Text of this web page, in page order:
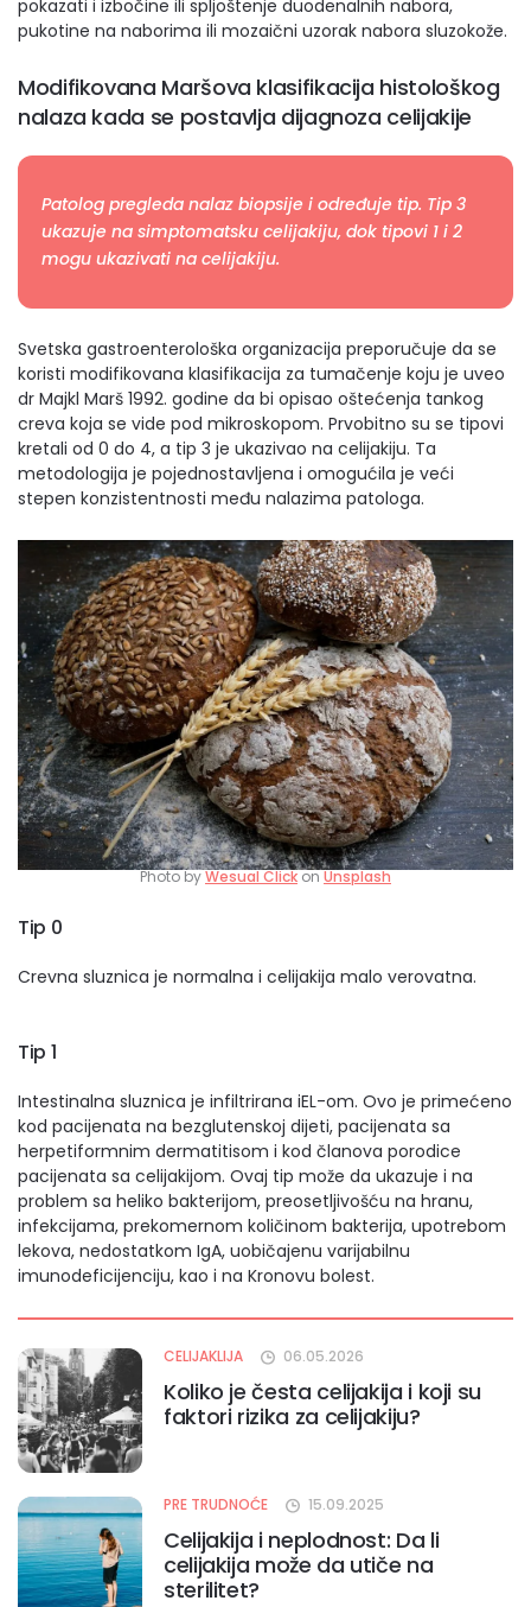
pokazati i izbočine ili spljoštenje duodenalnih nabora,
pukotine na naborima ili mozaični uzorak nabora sluzokože.
Modifikovana Maršova klasifikacija histološkog
nalaza kada se postavlja dijagnoza celijakije
Patolog pregleda nalaz biopsije i određuje tip. Tip 3
ukazuje na simptomatsku celijakiju, dok tipovi 1 i 2
mogu ukazivati na celijakiju.
Svetska gastroenterološka organizacija preporučuje da se
koristi modifikovana klasifikacija za tumačenje koju je uveo
dr Majkl Marš 1992. godine da bi opisao oštećenja tankog
creva koja se vide pod mikroskopom. Prvobitno su se tipovi
kretali od 0 do 4, a tip 3 je ukazivao na celijakiju. Ta
metodologija je pojednostavljena i omogućila je veći
stepen konzistentnosti među nalazima patologa.
Photo byWesual ClickonUnsplash
Tip 0
Crevna sluznica je normalna i celijakija malo verovatna.
Tip 1
Intestinalna sluznica je infiltrirana iEL-om. Ovo je primećeno
kod pacijenata na bezglutenskoj dijeti, pacijenata sa
herpetiformnim dermatitisom i kod članova porodice
pacijenata sa celijakijom. Ovaj tip može da ukazuje i na
problem sa heliko bakterijom, preosetljivošću na hranu,
infekcijama, prekomernom količinom bakterija, upotrebom
lekova, nedostatkom IgA, uobičajenu varijabilnu
imunodeficijenciju, kao i na Kronovu bolest.
CELIJAKLIJA 06.05.2026
Koliko je česta celijakija i koji su
faktori rizika za celijakiju?
PRE TRUDNOĆE 15.09.2025
Celijakija i neplodnost: Da li
celijakija može da utiče na
sterilitet?